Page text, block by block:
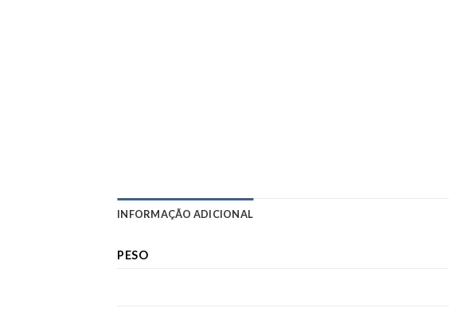
INFORMAÇÃO ADICIONAL
PESO